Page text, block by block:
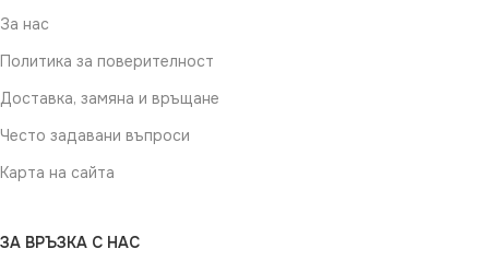
За нас
Политика за поверителност
Доставка, замяна и връщане
Често задавани въпроси
Карта на сайта
ЗА ВРЪЗКА С НАС